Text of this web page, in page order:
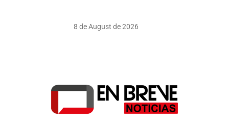
8 de August de 2026